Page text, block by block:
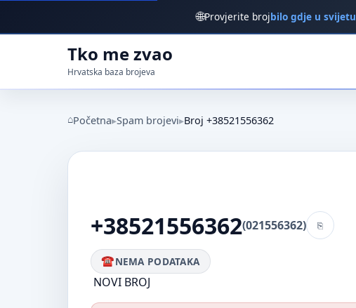
🌐Provjerite brojbilo gdje u svijetu
Tko me zvao
Hrvatska baza brojeva
Početna Spam brojevi Broj +38521556362
+38521556362(021556362)
NEMA PODATAKA
NOVI BROJ